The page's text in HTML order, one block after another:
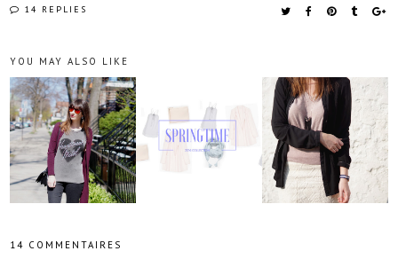
14 REPLIES
YOU MAY ALSO LIKE
14 COMMENTAIRES